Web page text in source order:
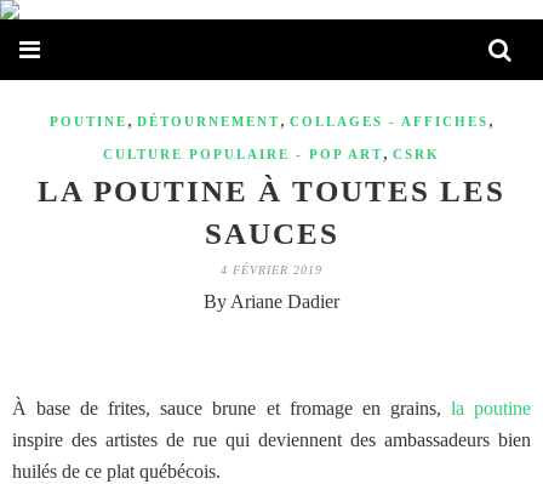
POUTINE , DÉTOURNEMENT, COLLAGES - AFFICHES ,
CULTURE POPULAIRE - POP ART, CSRK
LA POUTINE À TOUTES LES
SAUCES
4 FÉVRIER 2019
By Ariane Dadier
À base de frites, sauce brune et fromage en grains, la poutine
inspire des artistes de rue qui deviennent des ambassadeurs bien
huilés de ce plat québécois.